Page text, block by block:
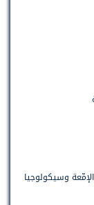
وسيكولوجيا